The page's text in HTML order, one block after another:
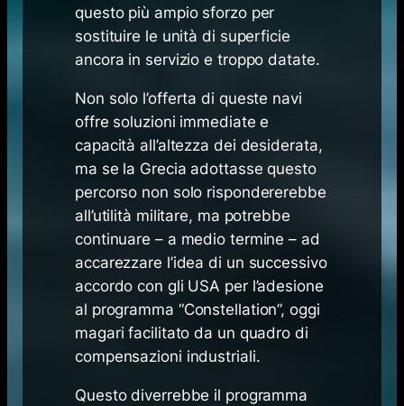
questo più ampio sforzo per
sostituire le unità di superficie
ancora in servizio e troppo datate.
Non solo l’offerta di queste navi
offre soluzioni immediate e
capacità all’altezza dei desiderata,
ma se la Grecia adottasse questo
percorso non solo rispondererebbe
all’utilità militare, ma potrebbe
continuare – a medio termine – ad
accarezzare l’idea di un successivo
accordo con gli USA per l’adesione
al programma “Constellation”, oggi
magari facilitato da un quadro di
compensazioni industriali.
Questo diverrebbe il programma